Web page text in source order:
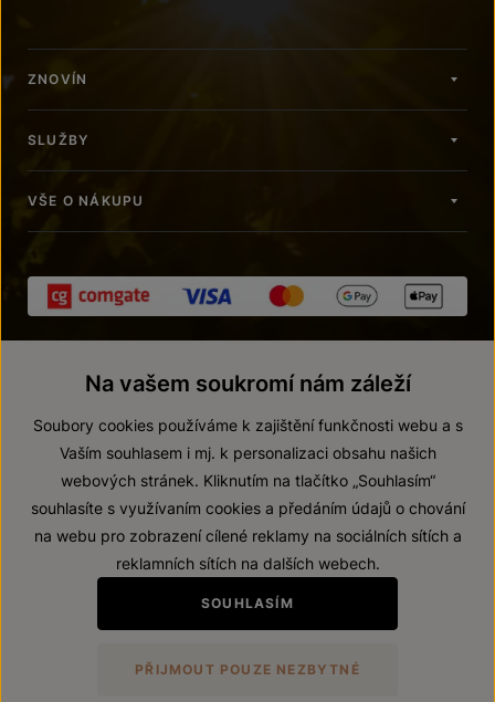
ZNOVÍN
SLUŽBY
VŠE O NÁKUPU
© 2026 ZNOVÍN ZNOJMO, a. s.
Prohlášení o přístupnosti
Zákaz prodeje alkoholických nápojů osobám mladším 18 let.
VytvořilwebProgress
Na vašem soukromí nám záleží
Soubory cookies používáme k zajištění funkčnosti webu a s
Vaším souhlasem i mj. k personalizaci obsahu našich
webových stránek. Kliknutím na tlačítko „Souhlasím“
souhlasíte s využívaním cookies a předáním údajů o chování
na webu pro zobrazení cílené reklamy na sociálních sítích a
reklamních sítích na dalších webech.
SOUHLASÍM
PŘIJMOUT POUZE NEZBYTNÉ